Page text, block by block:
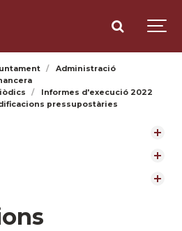
Administració
Informes d'execució 2022
pressupostàries